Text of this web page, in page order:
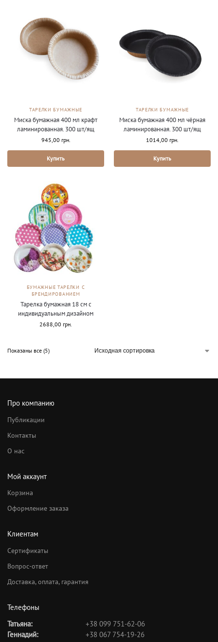
ТАРЕЛКИ БУМАЖНЫЕ
Миска бумажная 400 мл крафт
ламинированная. 300 шт/ящ
945,00 грн.
Купить
ТАРЕЛКИ БУМАЖНЫЕ
Миска бумажная 400 мл чёрная
ламинированная. 300 шт/ящ
1014,00 грн.
Купить
БУМАЖНЫЕ ТАРЕЛКИ С
БРЕНДИРОВАНИЕМ
Тарелка бумажная 18 см с
индивидуальным дизайном
2688,00 грн.
Показаны все (5)
Про компанию
Публикации
Контакты
О нас
Мой аккаунт
Корзина
Оформление заказа
Клиентам
Сертификаты
Вопрос-ответ
Доставка, оплата, гарантия
Телефоны
Татьяна:
+38 099 751-62-06
Геннадий:
+38 067 754-19-26